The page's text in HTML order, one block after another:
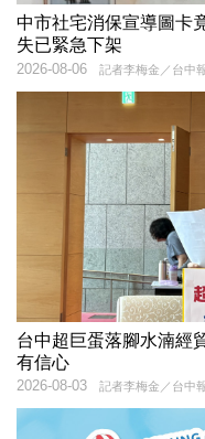
中市社宅消保宣導圖卡
失已緊急下架
記者李梅金／台中
2026-08-06
台中超巨蛋落腳水湳
有信心
記者李梅金／台中
2026-08-03